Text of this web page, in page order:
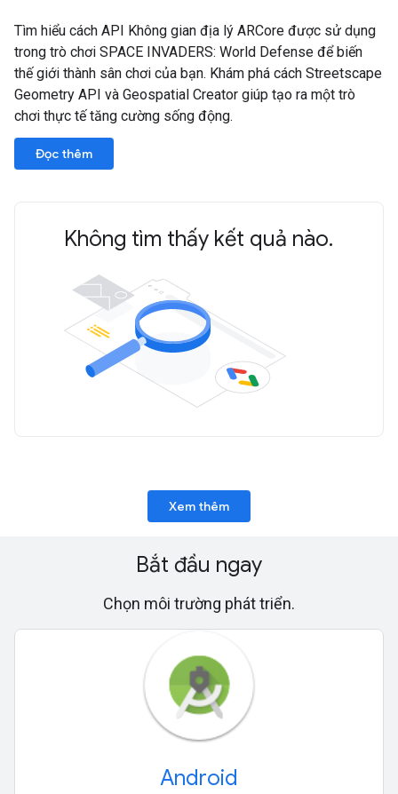
Tìm hiểu cách API Không gian địa lý ARCore được sử dụng
trong trò chơi SPACE INVADERS: World Defense để biến
thế giới thành sân chơi của bạn. Khám phá cách Streetscape
Geometry API và Geospatial Creator giúp tạo ra một trò
chơi thực tế tăng cường sống động.
Đọc thêm
Không tìm thấy kết quả nào.
Xem thêm
Bắt đầu ngay
Chọn môi trường phát triển.
Android